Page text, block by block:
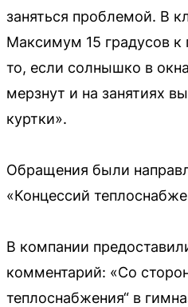
заняться проблемой. В
Максимум 15 градусов к
то, если солнышко в
мерзнут и на занятиях
куртки».
Обращения были
«Концессий
В компании
комментарий: «Со
теплоснабжения“ в